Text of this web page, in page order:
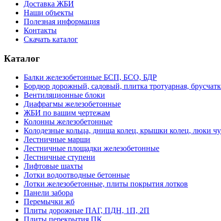
Доставка ЖБИ
Наши объекты
Полезная информация
Контакты
Скачать каталог
Каталог
Балки железобетонные БСП, БСО, БДР
Бордюр дорожный, садовый, плитка тротуарная,
Вентиляционные блоки
Диафрагмы железобетонные
ЖБИ по вашим чертежам
Колонны железобетонные
Колодезные кольца, днища колец, крышки колец, люки
Лестничные марши
Лестничные площадки железобетонные
Лестничные ступени
Лифтовые шахты
Лотки водоотводные бетонные
Лотки железобетонные, плиты покрытия лотков
Панели забора
Перемычки жб
Плиты дорожные ПАГ, ПДН, 1П, 2П